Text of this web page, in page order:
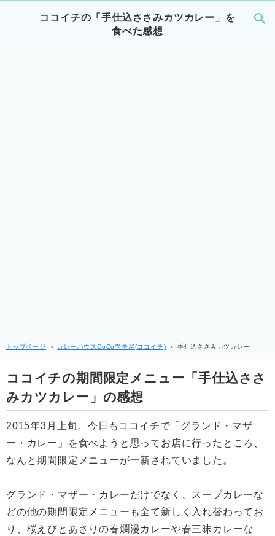
ココイチの「手仕込ささみカツカレー」を
食べた感想
トップページ ＞ カレーハウスCoCo壱番屋(ココイチ) ＞ 手仕込ささみカツカレー
ココイチの期間限定メニュー「手仕込ささ
みカツカレー」の感想
2015年3月上旬。今日もココイチで「グランド・マザ
ー・カレー」を食べようと思ってお店に行ったところ、
なんと期間限定メニューが一新されていました。
グランド・マザー・カレーだけでなく、スープカレーな
どの他の期間限定メニューも全て新しく入れ替わってお
り、桜えびとあさりの春爛漫カレーや春三昧カレーな